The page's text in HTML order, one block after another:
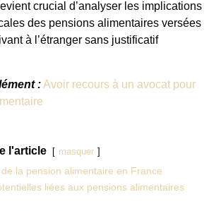
crucial d’analyser les implications
des pensions alimentaires versées
à l’étranger sans justificatif
:Avoir recours à un avocat pour
l'article masquer
la pension alimentaire en France
liées aux pensions alimentaires